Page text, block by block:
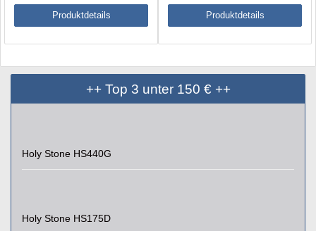
Produktdetails Produktdetails
++ Top 3 unter 150 € ++
Holy Stone HS440G
Holy Stone HS175D